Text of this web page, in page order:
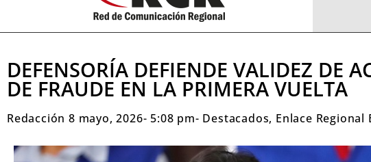
DEFENSORÍA DEFIENDE VALIDEZ DE
DE FRAUDE EN LA PRIMERA VUELTA
Redacción 8 mayo, 2026- 5:08 pm- Destacados, Enlace Regional